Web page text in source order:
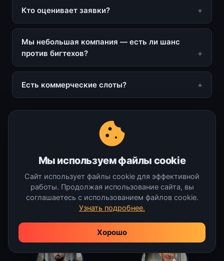
Кто оценивает заявки?
Мы небольшая компания — есть ли шанс
против бигтехов?
Есть коммерческие слоты?
ПРОГРАММНЫЙ КОМИТЕТ
Кто отбирает доклады
Практикующие инженеры и руководители из
сильных компаний. Отбирают доклады и
Мы используем файлы cookie
Сайт использует файлы cookie для эффективной
работы. Продолжая использование сайта, вы
соглашаетесь с использованием файлов cookie.
Узнать подробнее.
Хорошо